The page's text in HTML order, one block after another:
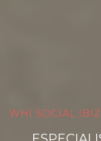
WHI SOCIAL